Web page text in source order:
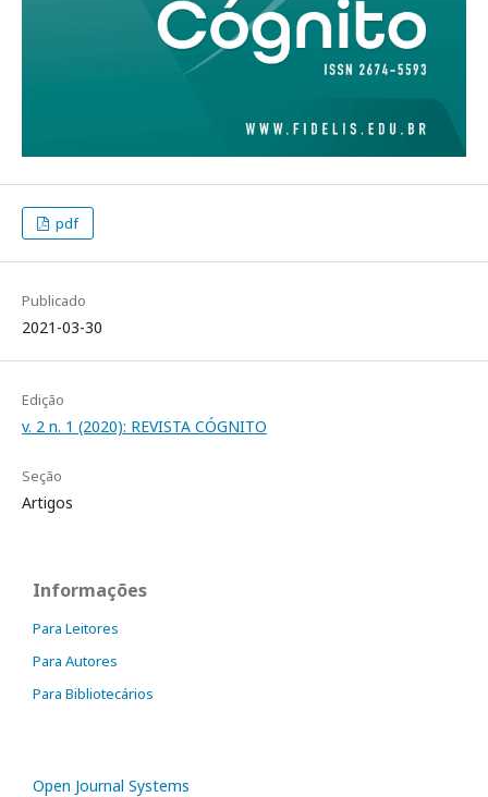
pdf
Publicado
2021-03-30
Edição
v. 2 n. 1 (2020): REVISTA CÓGNITO
Seção
Artigos
Informações
Para Leitores
Para Autores
Para Bibliotecários
Open Journal Systems